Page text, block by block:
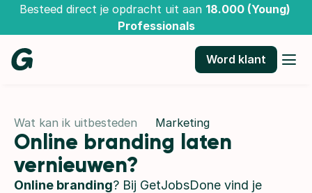
Besteed direct je opdracht uit aan 18.000 (Young)
Professionals
Word klant
Wat kan ik uitbesteden Marketing
Online branding laten
vernieuwen?
Online branding? Bij GetJobsDone vind je